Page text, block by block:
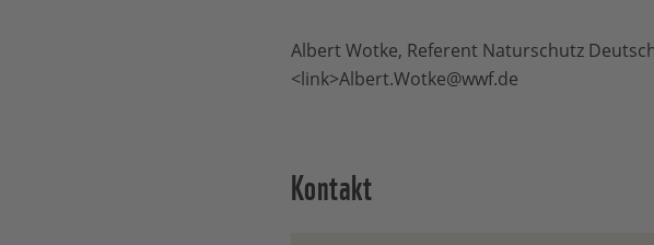
Albert Wotke, Referent Naturschutz
<link>Albert.Wotke@wwf.de
Kontakt